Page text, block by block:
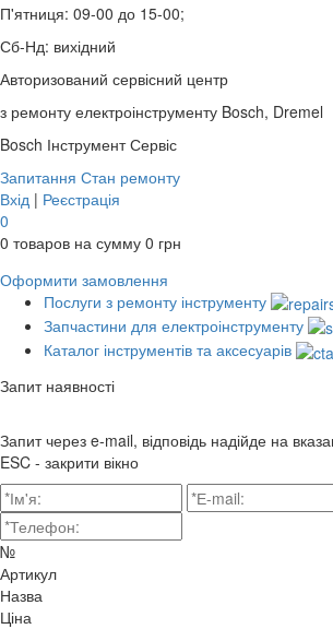
П'ятниця: 09-00 до 15-00;
Сб-Нд: вихідний
Авторизований сервісний центр
з ремонту електроінструменту Bosch, Dremel
Bosch Інструмент Сервіс
Запитання Стан ремонту
Вхід | Реєстрація
0
0 товаров на сумму 0 грн
Оформити замовлення
Послуги з ремонту інструменту
Запчастини для електроінструменту
Каталог інструментів та аксесуарів
Запит наявності
Запит через e-mail, відповідь надійде на
ESC - закрити вікно
№
Артикул
Назва
Ціна